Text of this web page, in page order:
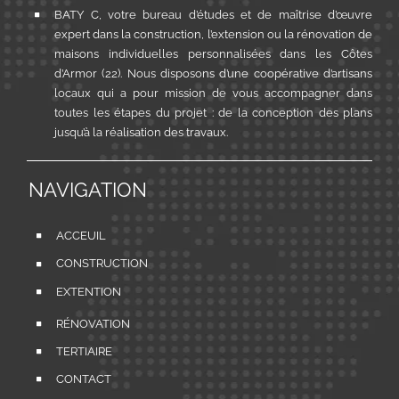
BATY C, votre bureau d’études et de maîtrise d’œuvre
expert dans la construction, l’extension ou la rénovation de
maisons individuelles personnalisées dans les Côtes
d’Armor (22). Nous disposons d’une coopérative d’artisans
locaux qui a pour mission de vous accompagner dans
toutes les étapes du projet : de la conception des plans
jusqu’à la réalisation des travaux.
NAVIGATION
ACCEUIL
CONSTRUCTION
EXTENTION
RÉNOVATION
TERTIAIRE
CONTACT